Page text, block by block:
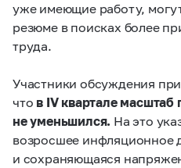
уже имеющие работу,
резюме в поисках более
труда.
Участники обсуждения
что в IV квартале масштаб
не уменьшился. На это
возросшее инфляционное
и сохраняющаяся